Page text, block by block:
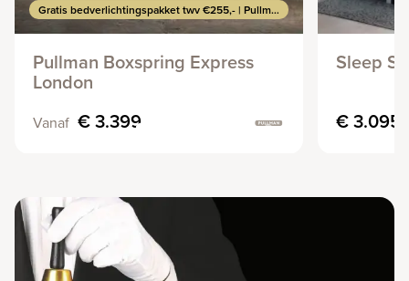
Gratis bedverlichtingspakket twv €255,- | Pullman Express Actie
Pullman Boxspring Express
London
Vanaf € 3.399
Sleep
€ 3.095